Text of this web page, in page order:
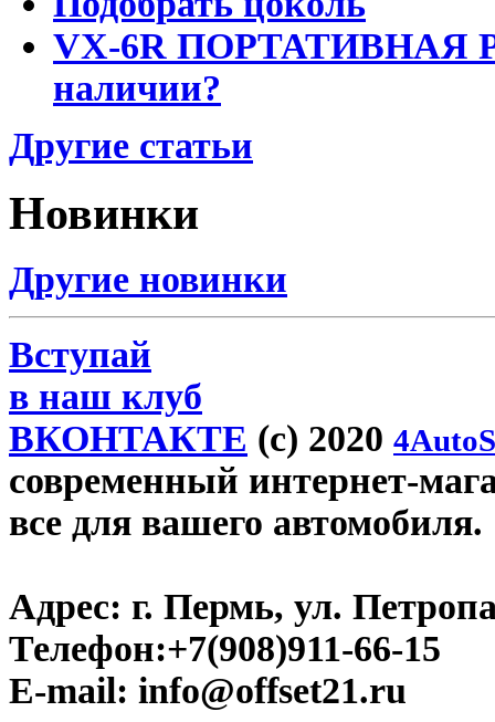
VX-6R ПОРТАТИВНАЯ
наличии?
Другие статьи
Новинки
Другие новинки
Вступай
в наш клуб
ВКОНТАКТЕ (c) 2020
современный интернет-
все для вашего автомобиля.
Адрес: г. Пермь, ул.
Телефон:+7(908)911-66-15
E-mail: info@offset21.ru